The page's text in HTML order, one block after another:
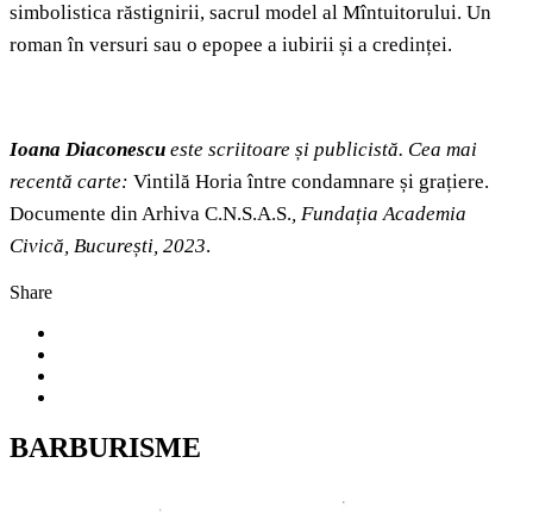
simbolistica răstignirii, sacrul model al Mîntuitorului. Un
roman în versuri sau o epopee a iubirii și a credinței.
Ioana Diaconescu este scriitoare și publicistă. Cea mai
recentă carte: Vintilă Horia între condamnare și grațiere.
Documente din Arhiva C.N.S.A.S., Fundația Academia
Civică, București, 2023.
Share
BARBURISME